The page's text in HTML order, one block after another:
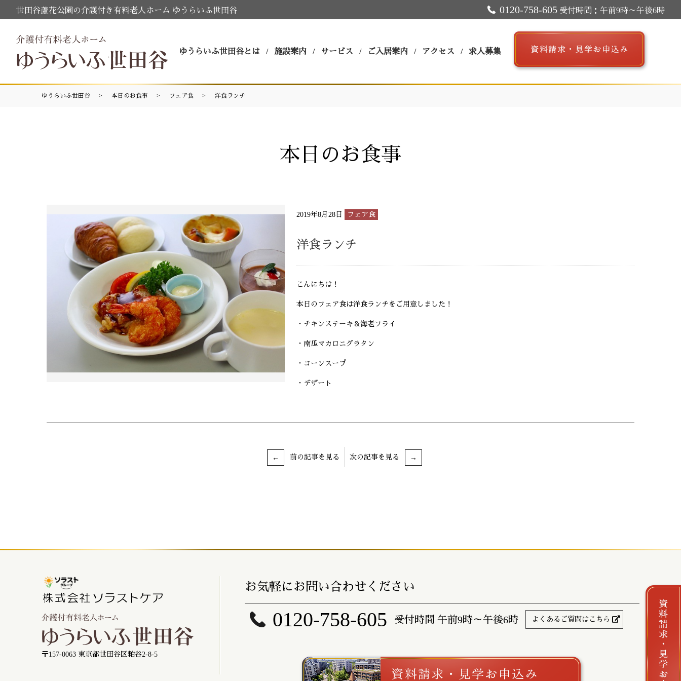
世田谷蘆花公園の介護付き有料老人ホーム ゆうらいふ世田谷 0120-758-605 受付時間：午前9時～午後6時
ゆうらいふ世田谷とは 施設案内 サービス ご入居案内 アクセス 求人募集
ゆうらいふ世田谷 本日のお食事 フェア食 洋食ランチ
本日のお食事
2019年8月28日 フェア食
洋食ランチ
こんにちは！
本日のフェア食は洋食ランチをご用意しました！
・チキンステーキ＆海老フライ
・南瓜マカロニグラタン
・コーンスープ
・デザート
前の記事を見る 次の記事を見る
〒157-0063 東京都世田谷区粕谷2-8-5
お気軽にお問い合わせください
0120-758-605 受付時間 午前9時～午後6時 よくあるご質問はこちら